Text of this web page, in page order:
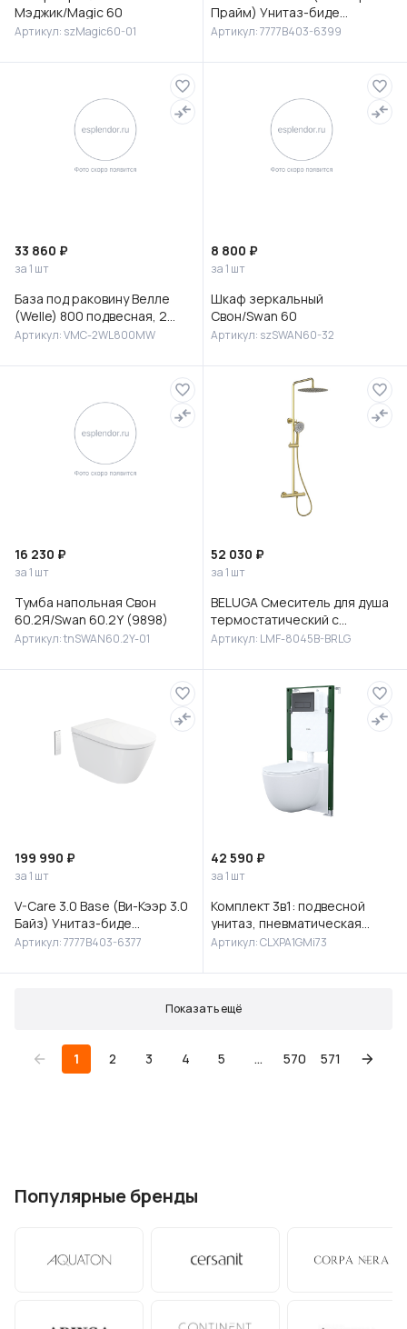
Мэджик/Magic 60
Артикул: szMagic60-01
Прайм) Унитаз-биде
подвесной, 7777B403-6399
Артикул: 7777B403-6399
33 860 ₽
за 1 шт
База под раковину Велле
(Welle) 800 подвесная, 2
выкатных ящика микролифт,
Артикул: VMC-2WL800MW
8 800 ₽
за 1 шт
Шкаф зеркальный
Свон/Swan 60
Артикул: szSWAN60-32
16 230 ₽
за 1 шт
Тумба напольная Свон
60.2Я/Swan 60.2Y (9898)
Артикул: tnSWAN60.2Y-01
52 030 ₽
за 1 шт
BELUGA Смеситель для душа
термостатический с
верхней лейкой 30 см
8045B-BRLG
Артикул: LMF-8045B-BRLG
199 990 ₽
за 1 шт
V-Care 3.0 Base (Ви-Кээр 3.0
Байз) Унитаз-биде
подвесной, 7777B403-6377
Артикул: 7777B403-6377
42 590 ₽
за 1 шт
Комплект 3в1: подвесной
унитаз, пневматическая
инсталляция и клавиша
IDD
Артикул: CLXPA1GMi73
Показать ещё
1 2 3 4 5 ... 570 571
Популярные бренды